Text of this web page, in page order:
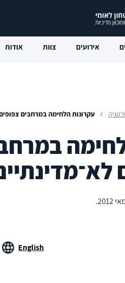
אירועים צוות אודות
עקרונות הלחימה במרחבים
English